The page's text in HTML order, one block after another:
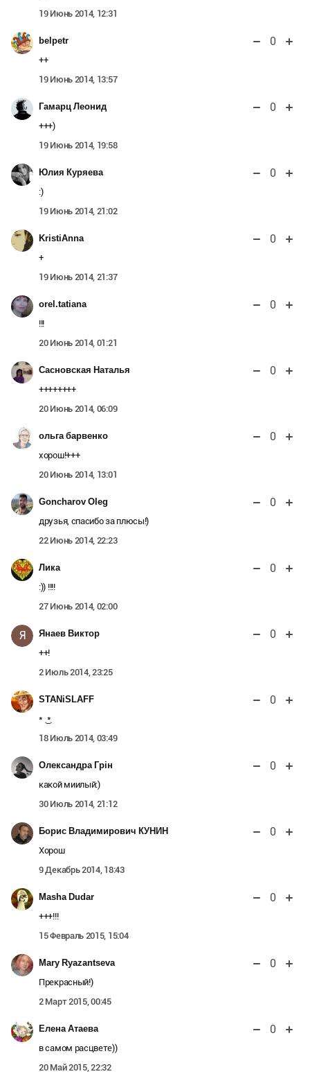
19 Июнь 2014, 12:31
belpetr 0
++
19 Июнь 2014, 13:57
Гамарц Леонид 0
+++)
19 Июнь 2014, 19:58
Юлия Куряева 0
:)
19 Июнь 2014, 21:02
KristiAnna 0
+
19 Июнь 2014, 21:37
orel.tatiana 0
!!!
20 Июнь 2014, 01:21
Сасновская Наталья 0
++++++++
20 Июнь 2014, 06:09
ольга барвенко 0
хорош!+++
20 Июнь 2014, 13:01
Goncharov Oleg 0
друзья, спасибо за плюсы!)
22 Июнь 2014, 22:23
Лика 0
:)) !!!!
27 Июнь 2014, 02:00
Я Янаев Виктор 0
++!
2 Июль 2014, 23:25
STANiSLAFF 0
* ͜ *
18 Июль 2014, 03:49
Олександра Грін 0
какой миилый:)
30 Июль 2014, 21:12
Борис Владимирович КУНИН 0
Хорош
9 Декабрь 2014, 18:43
Masha Dudar 0
+++!!!
15 Февраль 2015, 15:04
Mary Ryazantseva 0
Прекрасный!)
2 Март 2015, 00:45
Елена Атаева 0
в самом расцвете))
20 Май 2015, 22:32